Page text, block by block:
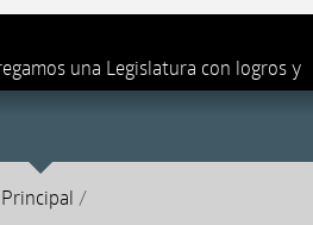
una Legislatura con logros y
Principal /